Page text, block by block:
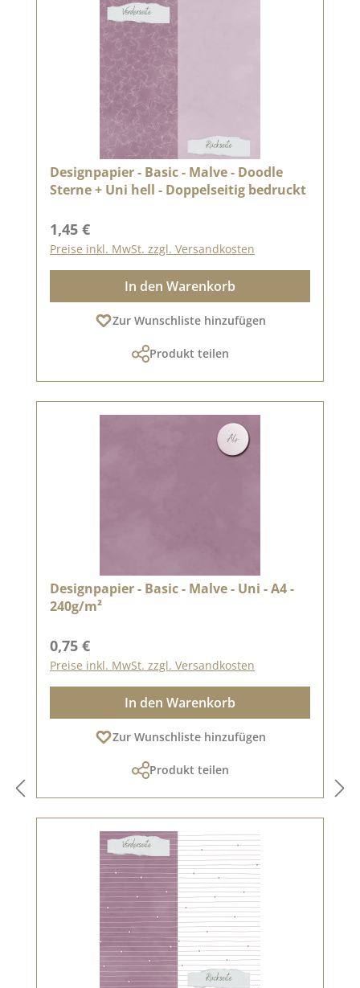
Designpapier - Basic - Malve - Doodle
Sterne + Uni hell - Doppelseitig bedruckt
Regulärer Preis:
1,45 €
Preise inkl. MwSt. zzgl. Versandkosten
In den Warenkorb
Zur Wunschliste hinzufügen
Produkt teilen
Designpapier - Basic - Malve - Uni - A4 -
240g/m²
Regulärer Preis:
0,75 €
Preise inkl. MwSt. zzgl. Versandkosten
In den Warenkorb
Zur Wunschliste hinzufügen
Produkt teilen